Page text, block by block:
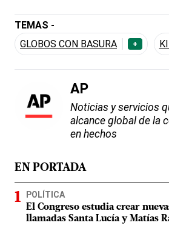
TEMAS -
GLOBOS CON BASURA
+
AP
Noticias y servicios
alcance global de la
en hechos
EN PORTADA
POLÍTICA
El Congreso estudia crear
llamadas Santa Lucía y Matías